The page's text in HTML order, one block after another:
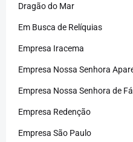
Dragão do Mar
Em Busca de Relíquias
Empresa Iracema
Empresa Nossa Senhora
Empresa Nossa Senhora de
Empresa Redenção
Empresa São Paulo